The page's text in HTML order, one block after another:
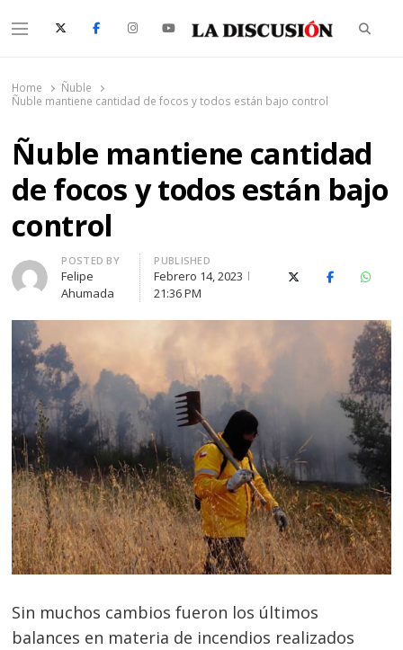
Menu
Home
Ñuble
Ñuble mantiene cantidad de focos y todos están bajo control
Ñuble mantiene cantidad
de focos y todos están bajo
control
Author
POSTED BY
Felipe
Ahumada
PUBLISHED
Febrero 14, 2023
21:36 PM
X (Twitter)Facebook
Sin muchos cambios fueron los últimos
balances en materia de incendios realizados